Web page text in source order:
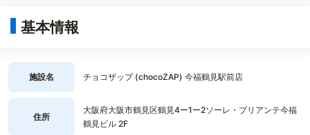
基本情報
施設名 チョコザップ (chocoZAP) 今福鶴見駅前店
住所
大阪府大阪市鶴見区鶴見4ー1ー2ソーレ・ブリアンテ今福
鶴見ビル 2F